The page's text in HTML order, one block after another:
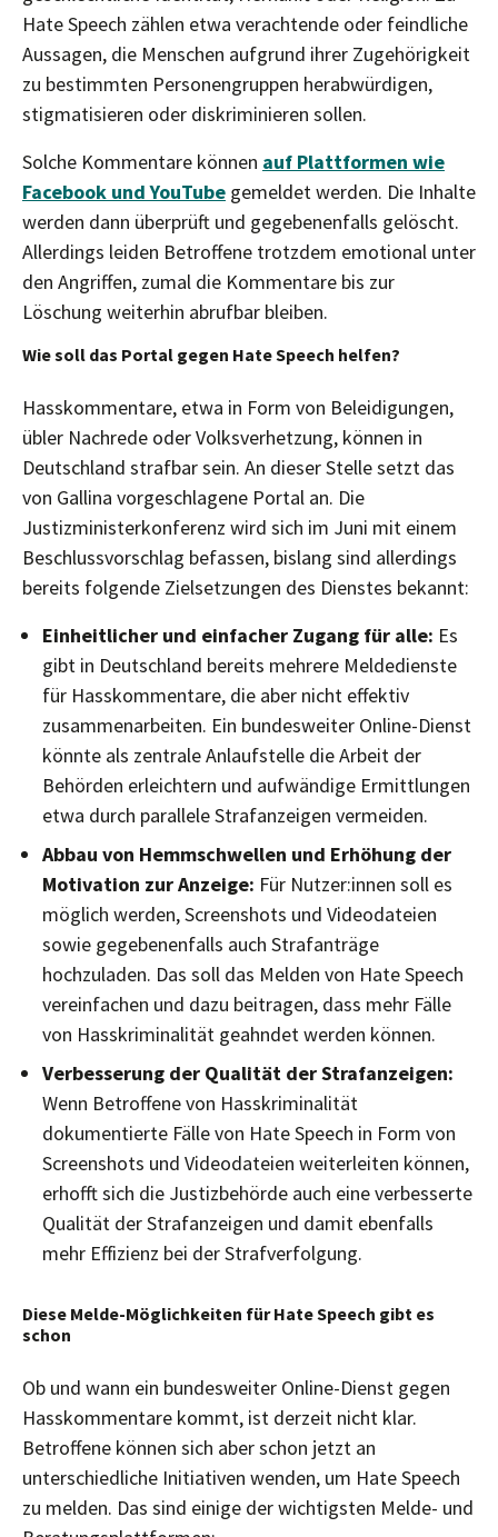
Hate Speech zählen etwa verachtende oder feindliche
Aussagen, die Menschen aufgrund ihrer Zugehörigkeit
zu bestimmten Personengruppen herabwürdigen,
stigmatisieren oder diskriminieren sollen.
Solche Kommentare können auf Plattformen wie
Facebook und YouTube gemeldet werden. Die Inhalte
werden dann überprüft und gegebenenfalls gelöscht.
Allerdings leiden Betroffene trotzdem emotional unter
den Angriffen, zumal die Kommentare bis zur
Löschung weiterhin abrufbar bleiben.
Wie soll das Portal gegen Hate Speech helfen?
Hasskommentare, etwa in Form von Beleidigungen,
übler Nachrede oder Volksverhetzung, können in
Deutschland strafbar sein. An dieser Stelle setzt das
von Gallina vorgeschlagene Portal an. Die
Justizministerkonferenz wird sich im Juni mit einem
Beschlussvorschlag befassen, bislang sind allerdings
bereits folgende Zielsetzungen des Dienstes bekannt:
Einheitlicher und einfacher Zugang für alle: Es
gibt in Deutschland bereits mehrere Meldedienste
für Hasskommentare, die aber nicht effektiv
zusammenarbeiten. Ein bundesweiter Online-Dienst
könnte als zentrale Anlaufstelle die Arbeit der
Behörden erleichtern und aufwändige Ermittlungen
etwa durch parallele Strafanzeigen vermeiden.
Abbau von Hemmschwellen und Erhöhung der
Motivation zur Anzeige: Für Nutzer:innen soll es
möglich werden, Screenshots und Videodateien
sowie gegebenenfalls auch Strafanträge
hochzuladen. Das soll das Melden von Hate Speech
vereinfachen und dazu beitragen, dass mehr Fälle
von Hasskriminalität geahndet werden können.
Verbesserung der Qualität der Strafanzeigen:
Wenn Betroffene von Hasskriminalität
dokumentierte Fälle von Hate Speech in Form von
Screenshots und Videodateien weiterleiten können,
erhofft sich die Justizbehörde auch eine verbesserte
Qualität der Strafanzeigen und damit ebenfalls
mehr Effizienz bei der Strafverfolgung.
Diese Melde-Möglichkeiten für Hate Speech gibt es
schon
Ob und wann ein bundesweiter Online-Dienst gegen
Hasskommentare kommt, ist derzeit nicht klar.
Betroffene können sich aber schon jetzt an
unterschiedliche Initiativen wenden, um Hate Speech
zu melden. Das sind einige der wichtigsten Melde- und